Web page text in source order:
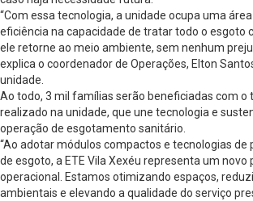
“Com essa tecnologia, a unidade ocupa uma
eficiência na capacidade de tratar todo o esgoto
ele retorne ao meio ambiente, sem nenhum
explica o coordenador de Operações, Elton
unidade.
Ao todo, 3 mil famílias serão beneficiadas com
realizado na unidade, que une tecnologia e
operação de esgotamento sanitário.
“Ao adotar módulos compactos e tecnologias
de esgoto, a ETE Vila Xexéu representa um novo
operacional. Estamos otimizando espaços,
ambientais e elevando a qualidade do serviço